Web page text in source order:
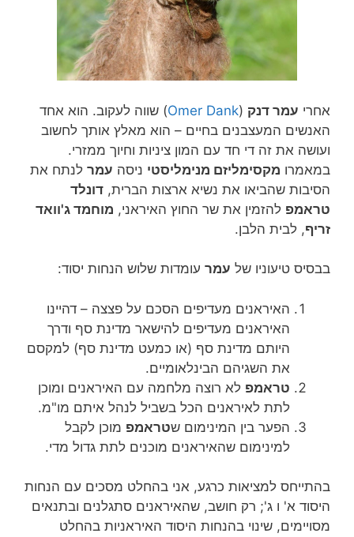
אחרי עמר דנק (
Omer Dank) שווה לעקוב. הוא אחד
האנשים המעצבנים בחיים – הוא מאלץ אותך לחשוב
ועושה את זה די חד עם המון ציניות וחיוך ממזרי.
במאמרו מקסימליזם מנימליסטי ניסה עמר לנתח את
הסיבות שהביאו את נשיא ארצות הברית, דונלד
טראמפ להזמין את שר החוץ האיראני, מוחמד ג'וואד
זריף, לבית הלבן.
בבסיס טיעוניו של עמר עומדות שלוש הנחות יסוד:
האיראנים מעדיפים הסכם על פצצה – דהיינו
האיראנים מעדיפים להישאר מדינת סף ודרך
היותם מדינת סף (או כמעט מדינת סף) למקסם
את השגיהם הבינלאומיים.
טראמפ לא רוצה מלחמה עם האיראנים ומוכן
לתת לאיראנים הכל בשביל לנהל איתם מו"מ.
הפער בין המינימום שטראמפ מוכן לקבל
למינימום שהאיראנים מוכנים לתת גדול מדי.
בהתייחס למציאות כרגע, אני בהחלט מסכים עם הנחות
היסוד א' ו ג'; רק חושב, שהאיראנים סתגלנים ובתנאים
מסויימים, שינוי בהנחות היסוד האיראניות בהחלט